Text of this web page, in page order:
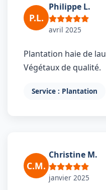
P.L.
Philippe L.
avril 2025
Plantation haie de
Végétaux de qualité.
Service : Plantation
C.M.
Christine M.
janvier 2025